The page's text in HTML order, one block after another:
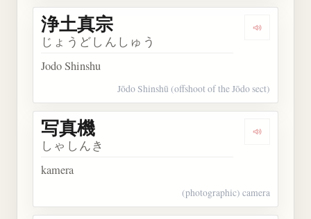
Dengarkan
浄土真宗
じょうどしんしゅう
Jodo Shinshu
Jōdo Shinshū (offshoot of the Jōdo sect)
Dengarkan
写真機
しゃしんき
kamera
(photographic) camera